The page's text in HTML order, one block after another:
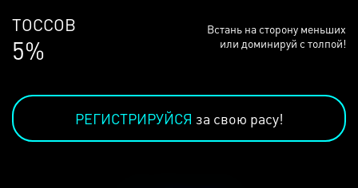
ЛЮДЕЙ
68%
Встань на сторону меньших
или доминируй с толпой!
РЕГИСТРИРУЙСЯ за свою расу!